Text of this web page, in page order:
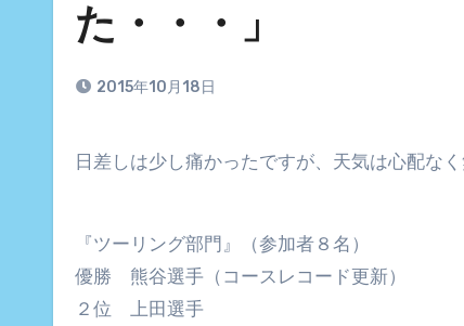
た・・・」
2015年10月18日
日差しは少し痛かったですが、天気は心配な
『ツーリング部門』（参加者８名）
優勝 熊谷選手（コースレコード更新）
２位 上田選手